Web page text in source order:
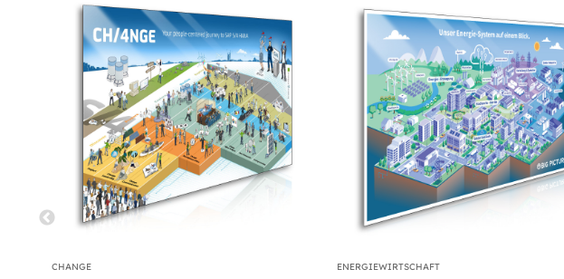
CHANGE ENERGIEWIRTSCHAFT